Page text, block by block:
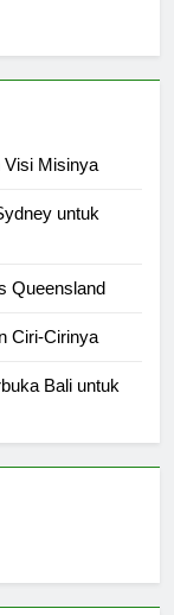
untuk
Bali untuk